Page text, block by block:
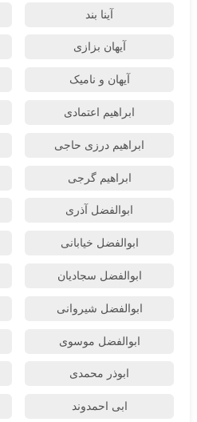
آینا بند
آیهان بزازی
آیهان و نامیک
ابراهیم اعتمادی
ابراهیم درزی حاجی
ابراهیم گرجی
ابوالفضل آذری
ابوالفضل خیابانی
ابوالفضل سجادیان
ابوالفضل شیروانی
ابوالفضل موسوی
ابوذر محمدی
ابی احمدوند